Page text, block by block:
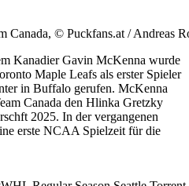
Canada, © Puckfans.at / Andreas
Kanadier Gavin McKenna wurde
Maple Leafs als erster Spieler
in Buffalo gerufen. McKenna
Canada den Hlinka Gretzky
2025. In der vergangenen
erste NCAA Spielzeit für die